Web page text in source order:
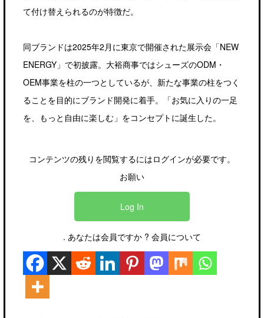
て付け替えられるのが特徴だ。
同ブランドは2025年2月に東京で開催された展示会「NEW
ENERGY」で初披露。大裕商事ではシューズのODM・
OEM事業を柱の一つとしているが、新たな事業の柱をつく
ることを目的にブランド開発に着手。「お気に入りの一足
を、もっと自由に楽しむ」をコンセプトに誕生した。
コンテンツの残りを閲覧するにはログインが必要です。
お願い
Log In
. あなたは会員ですか ? 会員について